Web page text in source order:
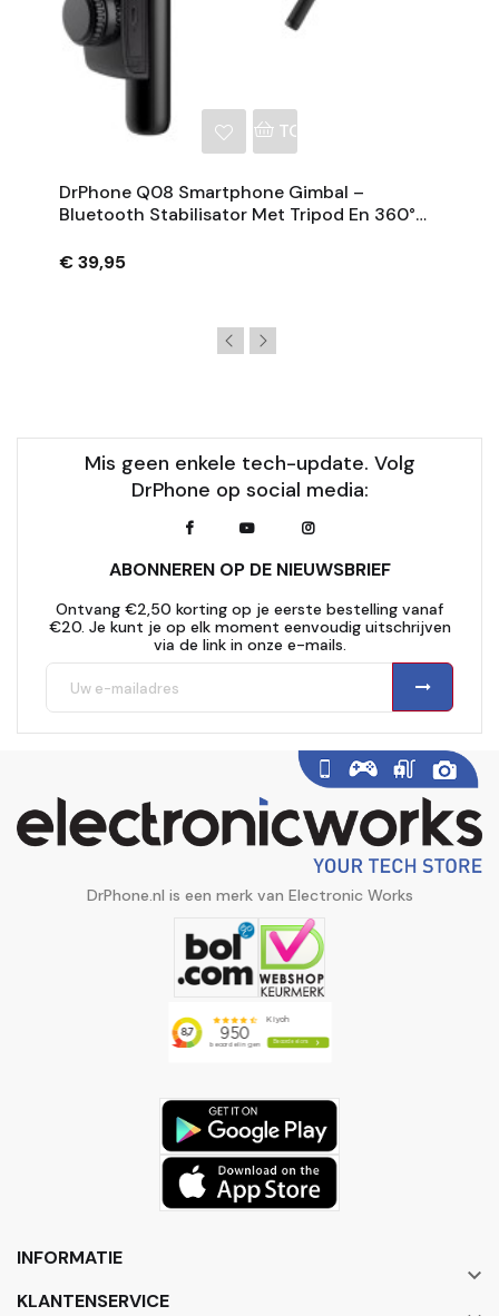
TOEVOEGEN AAN
DrPhone Q08 Smartphone Gimbal –
Bluetooth Stabilisator Met Tripod En 360°
€ 39,95
Mis geen enkele tech-update. Volg
DrPhone op social media:
ABONNEREN OP DE NIEUWSBRIEF
Ontvang €2,50 korting op je eerste bestelling vanaf
€20. Je kunt je op elk moment eenvoudig uitschrijven
via de link in onze e-mails.
DrPhone.nl is een merk van Electronic Works
INFORMATIE

KLANTENSERVICE